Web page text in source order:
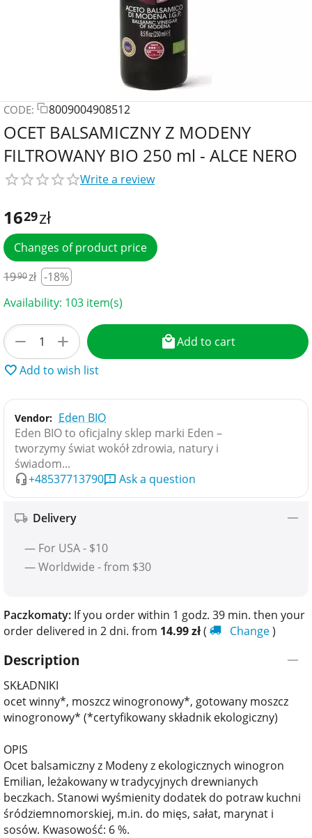
CODE: 8009004908512
OCET BALSAMICZNY Z MODENY
FILTROWANY BIO 250 ml - ALCE NERO
Write a review
1629zł
Changes of product price
1990zł -18%
Availability: 103 item(s)
+
−
Add to cart
Add to wish list
Vendor: Eden BIO
Eden BIO to oficjalny sklep marki Eden –
tworzymy świat wokół zdrowia, natury i
świadom...
+48537713790
Ask a question
Delivery
— For USA - $10
— Worldwide - from $30
Paczkomaty: If you order within 1 godz. 39 min. then your
order delivered in 2 dni. from 14.99zł( Change)
Description
SKŁADNIKI
ocet winny*, moszcz winogronowy*, gotowany moszcz
winogronowy* (*certyfikowany składnik ekologiczny)
OPIS
Ocet balsamiczny z Modeny z ekologicznych winogron
Emilian, leżakowany w tradycyjnych drewnianych
beczkach. Stanowi wyśmienity dodatek do potraw kuchni
śródziemnomorskiej, m.in. do mięs, sałat, marynat i
sosów. Kwasowość: 6 %.